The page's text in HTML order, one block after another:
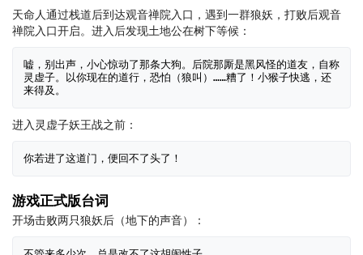
天命人通过栈道后到达观音禅院入口，遇到一群狼妖，打败后观音
禅院入口开启。进入后发现土地公在树下等候：
嘘，别出声，小心惊动了那条大狗。后院那厮是黑风怪的道友，自称
灵虚子。以你现在的道行，恐怕（狼叫）……糟了！小猴子快逃，还
进入灵虚子妖王战之前：
游戏正式版台词
开场击败两只狼妖后（地下的声音）：